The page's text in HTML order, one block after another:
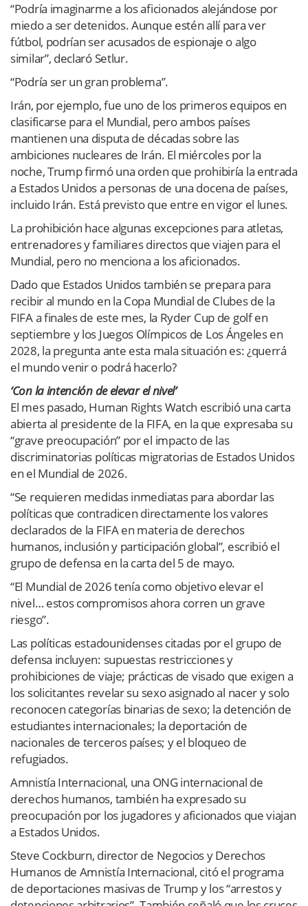
“Podría imaginarme a los aficionados alejándose por
miedo a ser detenidos. Aunque estén allí para ver
fútbol, ​​podrían ser acusados ​​de espionaje o algo
similar”, declaró Setlur.
“Podría ser un gran problema”.
Irán, por ejemplo, fue uno de los primeros equipos en
clasificarse para el Mundial, pero ambos países
mantienen una disputa de décadas sobre las
ambiciones nucleares de Irán. El miércoles por la
noche, Trump firmó una orden que prohibiría la entrada
a Estados Unidos a personas de una docena de países,
incluido Irán. Está previsto que entre en vigor el lunes.
La prohibición hace algunas excepciones para atletas,
entrenadores y familiares directos que viajen para el
Mundial, pero no menciona a los aficionados.
Dado que Estados Unidos también se prepara para
recibir al mundo en la Copa Mundial de Clubes de la
FIFA a finales de este mes, la Ryder Cup de golf en
septiembre y los Juegos Olímpicos de Los Ángeles en
2028, la pregunta ante esta mala situación es: ¿querrá
el mundo venir o podrá hacerlo?
‘Con la intención de elevar el nivel’
El mes pasado, Human Rights Watch escribió una carta
abierta al presidente de la FIFA, en la que expresaba su
“grave preocupación” por el impacto de las
discriminatorias políticas migratorias de Estados Unidos
en el Mundial de 2026.
“Se requieren medidas inmediatas para abordar las
políticas que contradicen directamente los valores
declarados de la FIFA en materia de derechos
humanos, inclusión y participación global”, escribió el
grupo de defensa en la carta del 5 de mayo.
“El Mundial de 2026 tenía como objetivo elevar el
nivel… estos compromisos ahora corren un grave
riesgo”.
Las políticas estadounidenses citadas por el grupo de
defensa incluyen: supuestas restricciones y
prohibiciones de viaje; prácticas de visado que exigen a
los solicitantes revelar su sexo asignado al nacer y solo
reconocen categorías binarias de sexo; la detención de
estudiantes internacionales; la deportación de
nacionales de terceros países; y el bloqueo de
refugiados.
Amnistía Internacional, una ONG internacional de
derechos humanos, también ha expresado su
preocupación por los jugadores y aficionados que viajan
a Estados Unidos.
Steve Cockburn, director de Negocios y Derechos
Humanos de Amnistía Internacional, citó el programa
de deportaciones masivas de Trump y los “arrestos y